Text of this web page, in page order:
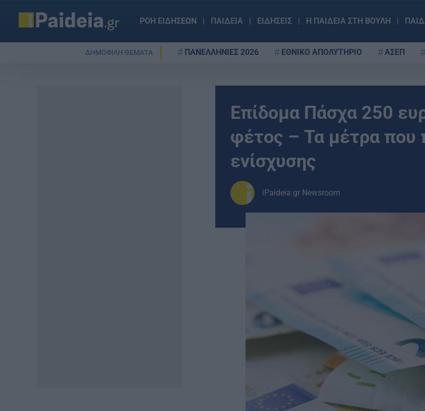
ΡΟΗ ΕΙΔΗΣΕΩΝ ΠΑΙΔΕΙΑ ΕΙΔΗΣΕΙΣ Η ΠΑΙΔΕΙΑ ΣΤΗ ΒΟΥΛΗ
ΔΗΜΟΦΙΛΗ ΘΕΜΑΤΑ ΠΑΝΕΛΛΗΝΙΕΣ 2026 ΕΘΝΙΚΟ ΑΠΟΛΥΤΗΡΙΟ ΑΣΕΠ
Επίδομα Πάσχα 250
φέτος – Τα μέτρα που
ενίσχυσης
iPaideia.gr Newsroom